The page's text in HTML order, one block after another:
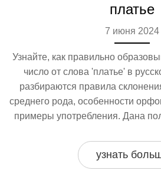
платье
7 июня 2024
Узнайте, как правильно
число от слова 'платье' в
разбираются правила
среднего рода, особенности
примеры употребления. Дана
использовании
узнать